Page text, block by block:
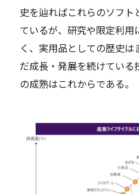
史を辿ればこれらのソフ
ているが、研究や限定利用
く、実用品としての歴史は
だ成長・発展を続けている
の成熟はこれからである。